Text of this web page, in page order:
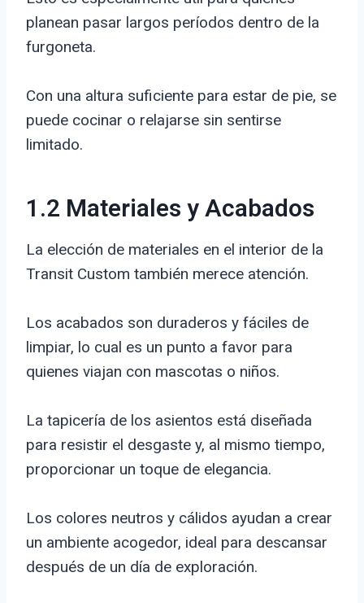
planean pasar largos períodos dentro de la
furgoneta.
Con una altura suficiente para estar de pie, se
puede cocinar o relajarse sin sentirse
limitado.
1.2 Materiales y Acabados
La elección de materiales en el interior de la
Transit Custom también merece atención.
Los acabados son duraderos y fáciles de
limpiar, lo cual es un punto a favor para
quienes viajan con mascotas o niños.
La tapicería de los asientos está diseñada
para resistir el desgaste y, al mismo tiempo,
proporcionar un toque de elegancia.
Los colores neutros y cálidos ayudan a crear
un ambiente acogedor, ideal para descansar
después de un día de exploración.